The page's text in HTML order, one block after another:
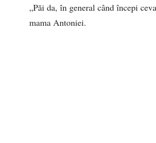
„Păi da, în general când începi
mama Antoniei.